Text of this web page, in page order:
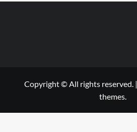
Copyright © All rights reserved. |
themes.